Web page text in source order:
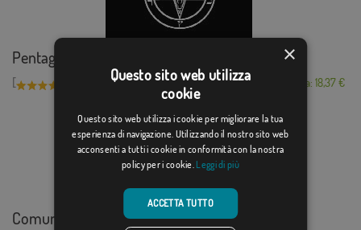
Pentagramma satanico
[ Da: 18,37 €
Comunidad Kawasaki...
×
Questo sito web utilizza
cookie
Questo sito web utilizza i cookie per migliorare la tua
esperienza di navigazione. Utilizzando il nostro sito web
acconsenti a tutti i cookie in conformità con la nostra
policy per i cookie. Leggi di più
ACCETTA TUTTO